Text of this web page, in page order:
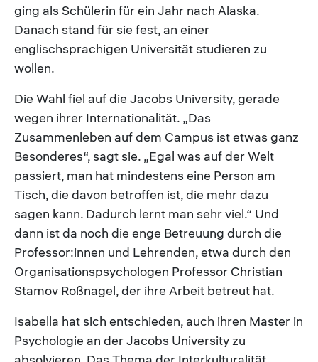
ging als Schülerin für ein Jahr nach Alaska.
Danach stand für sie fest, an einer
englischsprachigen Universität studieren zu
wollen.
Die Wahl fiel auf die Jacobs University, gerade
wegen ihrer Internationalität. „Das
Zusammenleben auf dem Campus ist etwas ganz
Besonderes“, sagt sie. „Egal was auf der Welt
passiert, man hat mindestens eine Person am
Tisch, die davon betroffen ist, die mehr dazu
sagen kann. Dadurch lernt man sehr viel.“ Und
dann ist da noch die enge Betreuung durch die
Professor:innen und Lehrenden, etwa durch den
Organisationspsychologen Professor Christian
Stamov Roßnagel, der ihre Arbeit betreut hat.
Isabella hat sich entschieden, auch ihren Master in
Psychologie an der Jacobs University zu